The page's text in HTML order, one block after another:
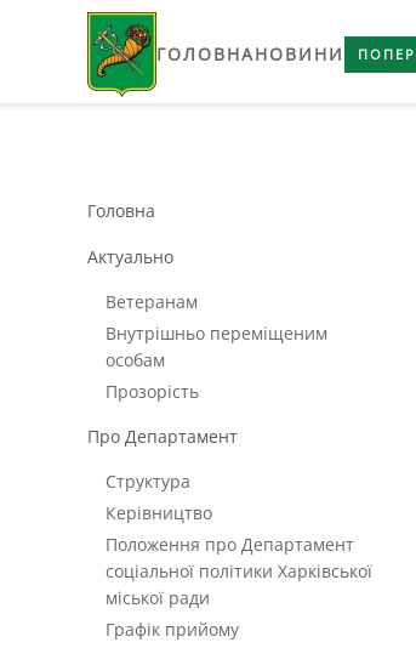
Skip to main content
ГОЛОВНАНОВИНИ
Головна
Актуально
Ветеранам
Внутрішньо переміщеним
особам
Прозорість
Про Департамент
Структура
Керівництво
Положення про Департамент
соціальної політики Харківської
міської ради
Графік прийому